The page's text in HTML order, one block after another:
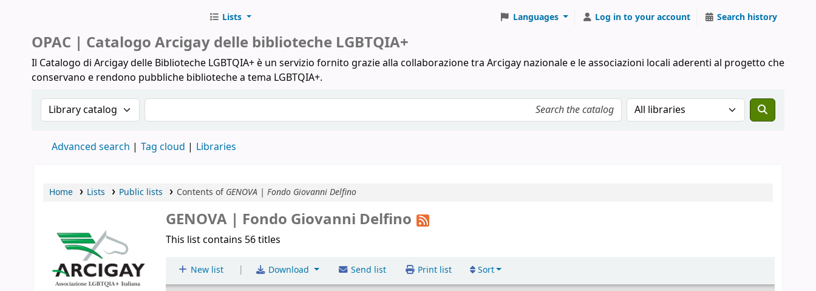
Biblioteche Arcigay
Lists Languages Log in to your account Search history
OPAC | Catalogo Arcigay delle biblioteche LGBTQIA+
Il Catalogo di Arcigay delle Biblioteche LGBTQIA+ è un servizio fornito grazie alla collaborazione tra Arcigay nazionale e le associazioni locali aderenti al progetto che
conservano e rendono pubbliche biblioteche a tema LGBTQIA+.
Search the catalog by:Search the catalog Search the catalog in:
Advanced search Tag cloud Libraries
Home Lists Public lists Contents ofGENOVA | Fondo Giovanni Delfino
GENOVA | Fondo Giovanni Delfino
This list contains 56 titles
New list | Download Send list Print list Sort